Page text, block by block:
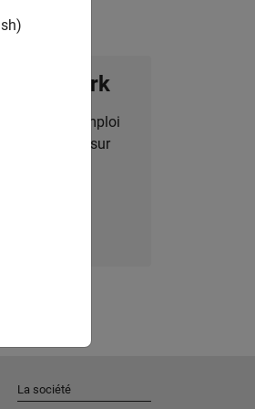
Network
d'emploi
actualités sur
La société